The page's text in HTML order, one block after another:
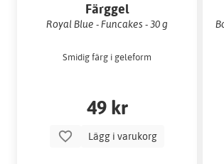
Färggel
Royal Blue - Funcakes - 30 g
Smidig färg i geleform
49 kr
Lägg i varukorg